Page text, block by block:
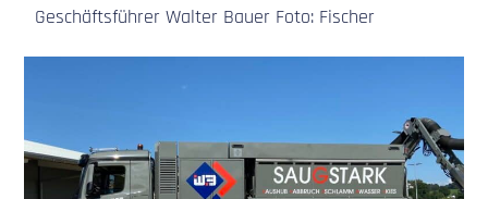
Geschäftsführer Walter Bauer Foto: Fischer